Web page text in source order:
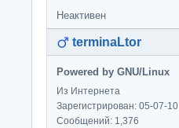
Неактивен
terminaLtor
Powered by GNU/Linux
Из Интернета
Зарегистрирован: 05-07-10
Сообщений: 1,376